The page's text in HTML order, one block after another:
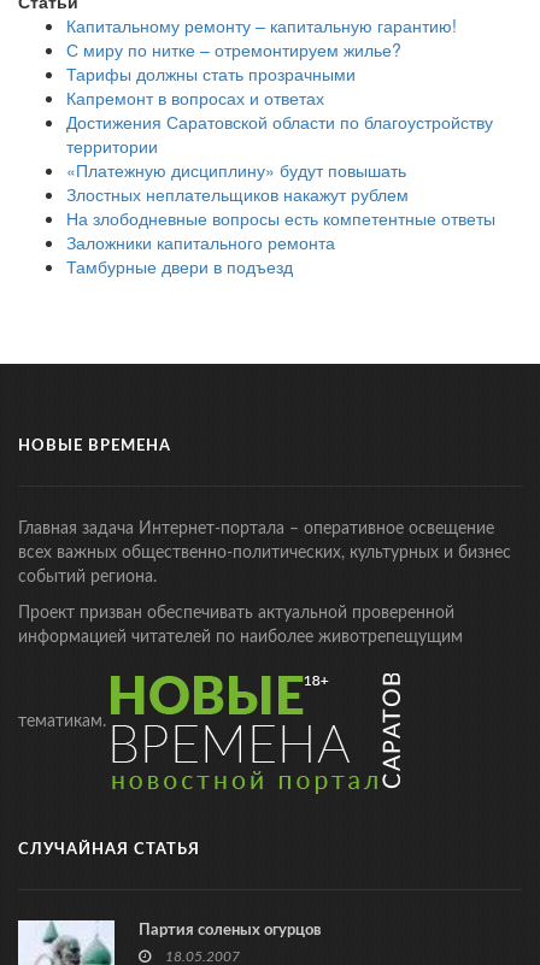
Капитальному ремонту – капитальную гарантию!
С миру по нитке – отремонтируем жилье?
Тарифы должны стать прозрачными
Капремонт в вопросах и ответах
Достижения Саратовской области по благоустройству
территории
«Платежную дисциплину» будут повышать
Злостных неплательщиков накажут рублем
На злободневные вопросы есть компетентные ответы
Заложники капитального ремонта
Тамбурные двери в подъезд
НОВЫЕ ВРЕМЕНА
Главная задача Интернет-портала – оперативное освещение
всех важных общественно-политических, культурных и бизнес
событий региона.
Проект призван обеспечивать актуальной проверенной
информацией читателей по наиболее животрепещущим
тематикам.
СЛУЧАЙНАЯ СТАТЬЯ
Партия соленых огурцов
18.05.2007